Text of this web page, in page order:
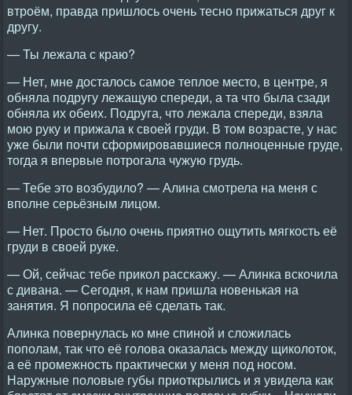
втроём, правда пришлось очень тесно прижаться друг к
другу.
— Ты лежала с краю?
— Нет, мне досталось самое теплое место, в центре, я
обняла подругу лежащую спереди, а та что была сзади
обняла их обеих. Подруга, что лежала спереди, взяла
мою руку и прижала к своей груди. В том возрасте, у нас
уже были почти сформировавшиеся полноценные груде,
тогда я впервые потрогала чужую грудь.
— Тебе это возбудило? — Алина смотрела на меня с
вполне серьёзным лицом.
— Нет. Просто было очень приятно ощутить мягкость её
груди в своей руке.
— Ой, сейчас тебе прикол расскажу. — Алинка вскочила
с дивана. — Сегодня, к нам пришла новенькая на
занятия. Я попросила её сделать так.
Алинка повернулась ко мне спиной и сложилась
пополам, так что её голова оказалась между щиколоток,
а её промежность практически у меня под носом.
Наружные половые губы приоткрылись и я увидела как